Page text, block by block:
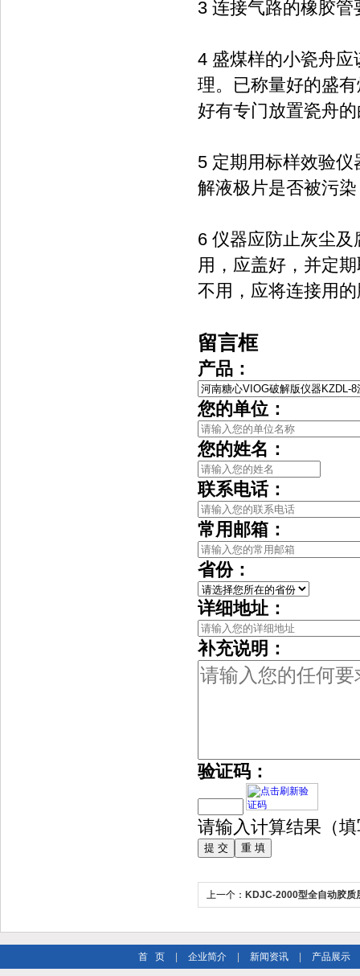
3 连接气路的橡胶
4 盛煤样的小瓷舟
理。已称量好的盛
好有专门放置瓷舟
5 定期用标样效验
解液极片是否被污
6 仪器应防止灰尘
用，应盖好，并定
不用，应将连接用
留言框
产品：
您的单位：
您的姓名：
联系电话：
常用邮箱：
省份：
详细地址：
补充说明：
验证码：
请输入计算结果（
上一个： KDJC-2000型全自动胶质
首 页 企业简介 新闻资讯 产品展示